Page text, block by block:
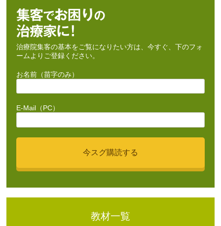
治療院集客の基本をご覧になりたい方は、今すぐ、下のフォ
ームよりご登録ください。
お名前（苗字のみ）
E-Mail（PC）
教材一覧